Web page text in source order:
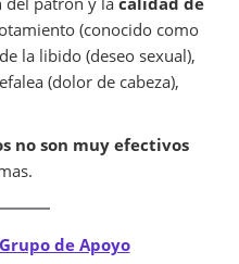
(conocido como
la libido (deseo sexual),
(dolor de cabeza),
no son muy efectivos
de Apoyo